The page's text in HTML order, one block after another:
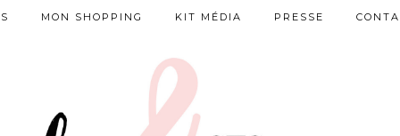
MON SHOPPING KIT MÉDIA PRESSE